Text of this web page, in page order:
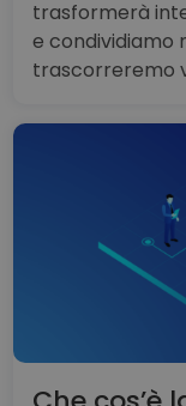
trasformerà
e condividiamo
trascorreremo